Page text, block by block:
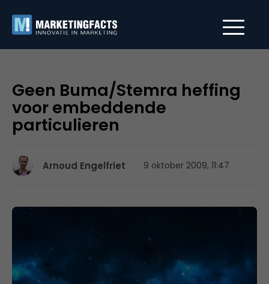
Geen Buma/Stemra heffing
voor embeddende
particulieren
Arnoud Engelfriet 9 oktober 2009, 11:47